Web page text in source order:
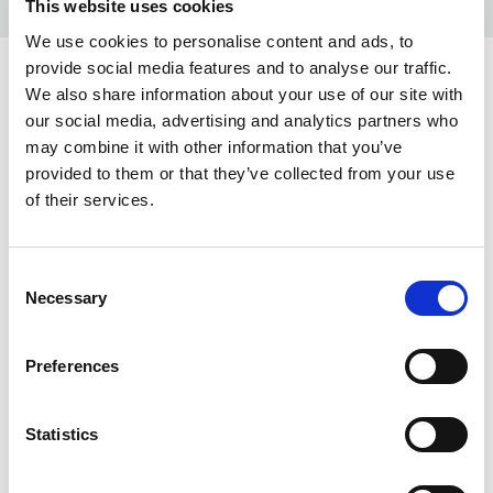
This website uses cookies
We use cookies to personalise content and ads, to
provide social media features and to analyse our traffic.
We also share information about your use of our site with
our social media, advertising and analytics partners who
may combine it with other information that you’ve
provided to them or that they’ve collected from your use
of their services.
Selection
Necessary
Preferences
Statistics
KOLORY:
WHITE 100
GREY MELANGE 120
SUMMER BLUE 514
555
ALOE GREEN
900